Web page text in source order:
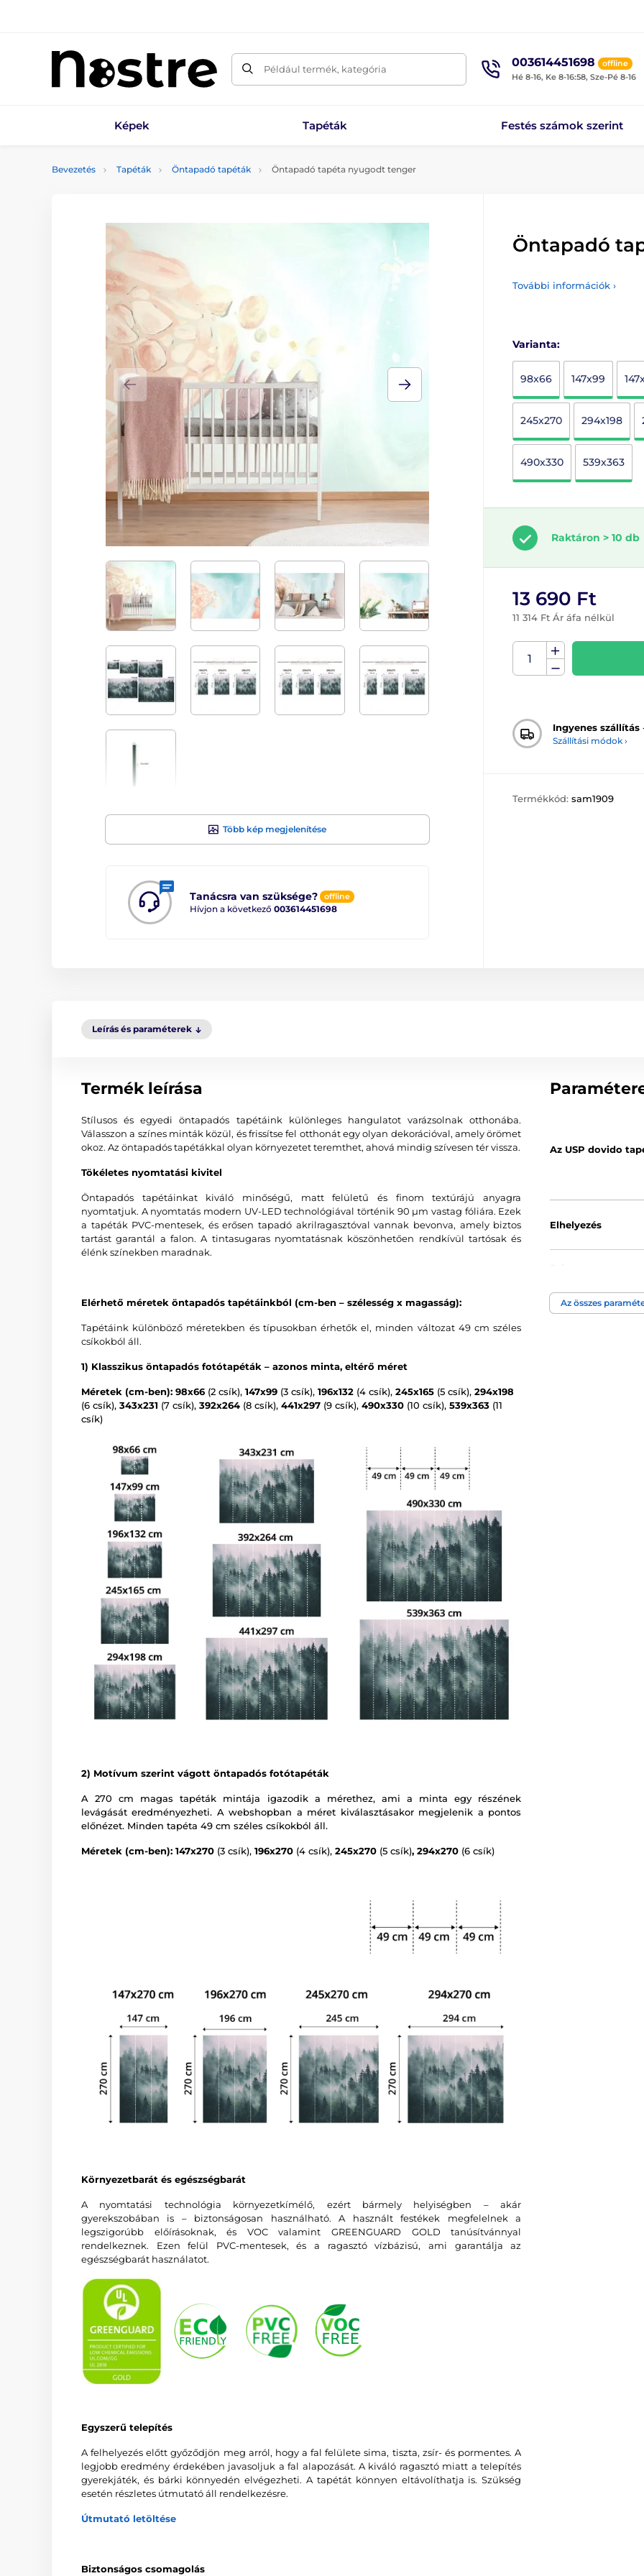
Például termék, kategória 003614451698
offline
Hé 8-16, Ke 8-16:58, Sze-Pé 8-16
Képek Tapéták Festés számok szerint
Bevezetés Tapéták Öntapadó tapéták Öntapadó tapéta nyugodt tenger
Több kép megjelenítése
Tanácsra van szüksége? offline
Hívjon a következő 003614451698
Öntapadó
További információk ›
Varianta:
98x66 147x99
245x270 294x198
490x330 539x363
Raktáron > 10 db
13 690 Ft
11 314 Ft Ár áfa nélkül
Ingyenes szállítás
Szállítási módok ›
Termékkód: sam1909
Leírás és paraméterek
Termék leírása
Stílusos és egyedi öntapadós tapétáink különleges hangulatot varázsolnak otthonába.
Válasszon a színes minták közül, és frissítse fel otthonát egy olyan dekorációval, amely örömet
okoz. Az öntapadós tapétákkal olyan környezetet teremthet, ahová mindig szívesen tér vissza.
Tökéletes nyomtatási kivitel
Öntapadós tapétáinkat kiváló minőségű, matt felületű és finom textúrájú anyagra
nyomtatjuk. A nyomtatás modern UV-LED technológiával történik 90 µm vastag fóliára. Ezek
a tapéták PVC-mentesek, és erősen tapadó akrilragasztóval vannak bevonva, amely biztos
tartást garantál a falon. A tintasugaras nyomtatásnak köszönhetően rendkívül tartósak és
élénk színekben maradnak.
Elérhető méretek öntapadós tapétáinkból (cm-ben – szélesség x magasság):
Tapétáink különböző méretekben és típusokban érhetők el, minden változat 49 cm széles
csíkokból áll.
1) Klasszikus öntapadós fotótapéták – azonos minta, eltérő méret
Méretek (cm-ben): 98x66 (2 csík), 147x99 (3 csík), 196x132 (4 csík), 245x165 (5 csík), 294x198
(6 csík), 343x231 (7 csík), 392x264 (8 csík), 441x297 (9 csík), 490x330 (10 csík), 539x363 (11
csík)
2) Motívum szerint vágott öntapadós fotótapéták
A 270 cm magas tapéták mintája igazodik a mérethez, ami a minta egy részének
levágását eredményezheti. A webshopban a méret kiválasztásakor megjelenik a pontos
előnézet. Minden tapéta 49 cm széles csíkokból áll.
Méretek (cm-ben): 147x270 (3 csík), 196x270 (4 csík), 245x270 (5 csík), 294x270 (6 csík)
Környezetbarát és egészségbarát
A nyomtatási technológia környezetkímélő, ezért bármely helyiségben – akár
gyerekszobában is – biztonságosan használható. A használt festékek megfelelnek a
legszigorúbb előírásoknak, és VOC valamint GREENGUARD GOLD tanúsítvánnyal
rendelkeznek. Ezen felül PVC-mentesek, és a ragasztó vízbázisú, ami garantálja az
egészségbarát használatot.
Egyszerű telepítés
A felhelyezés előtt győződjön meg arról, hogy a fal felülete sima, tiszta, zsír- és pormentes. A
legjobb eredmény érdekében javasoljuk a fal alapozását. A kiváló ragasztó miatt a telepítés
gyerekjáték, és bárki könnyedén elvégezheti. A tapétát könnyen eltávolíthatja is. Szükség
esetén részletes útmutató áll rendelkezésre.
Útmutató letöltése
Biztonságos csomagolás
Az USP dovido
Elhelyezés
Tapéta
Az összes